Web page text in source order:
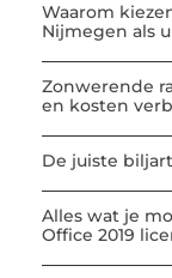
Waarom
Nijmegen als
Zonwerende
en kosten
De juiste
Alles wat je
Office 2019